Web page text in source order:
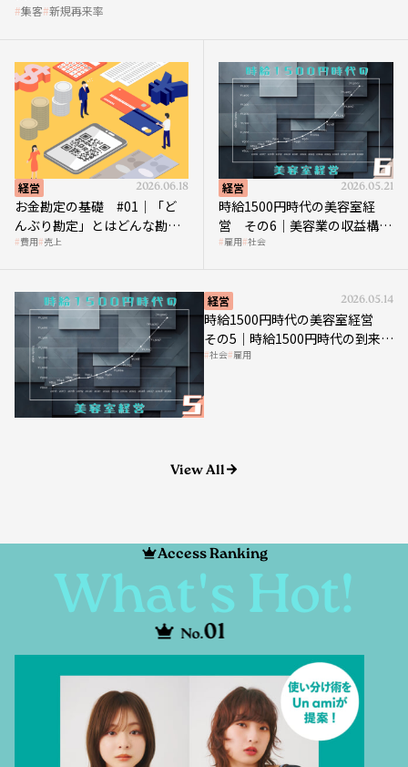
経営 2026.06.18
お金勘定の基礎 #01｜「ど
んぶり勘定」とはどんな勘
定？
費用 売上
経営 2026.05.21
時給1500円時代の美容室経
営 その6｜美容業の収益構造
を改革する「多次元化」
雇用 社会
時給1500円時代の美容室経営
その5｜時給1500円時代の到来は
美容業の収益構造を見直す契機
社会 雇用
What's Hot!
No. 01